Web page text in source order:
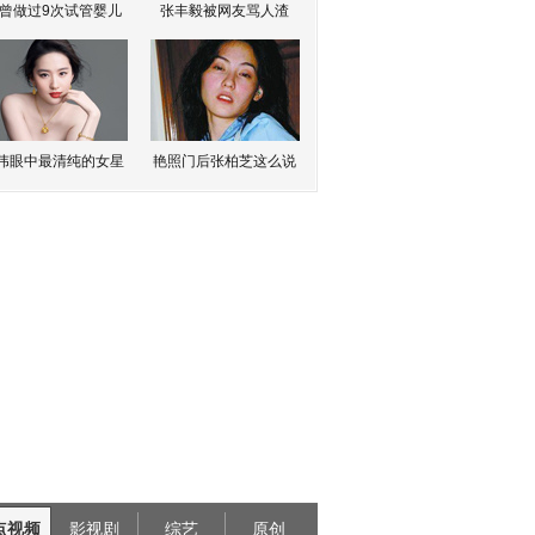
做过9次试管婴儿 张丰毅被网友骂人渣
眼中最清纯的女星 艳照门后张柏芝这么说
视频 影视剧 综艺 原创